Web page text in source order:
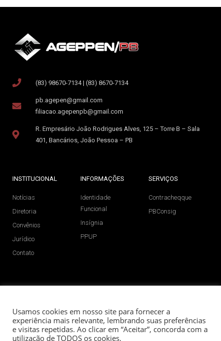
(83) 98670-7134 | (83) 8670-7134
pb.agepen@gmail.com
filiacao.agepenpb@gmail.com
R. Empresário João Rodrigues Alves, 125 – Torre B – Sala
401, Bancários, João Pessoa – PB
INSTITUCIONAL
Notícias
Diretoria
Convênios
Jurídico
Contato
INFORMAÇÕES
Identidade
Funcional
Insígnia
PPUP
SERVIÇOS
Contracheqque
PBConsig
Usamos cookies em nosso site para fornecer a
experiência mais relevante, lembrando suas preferências
e visitas repetidas. Ao clicar em “Aceitar”, concorda com a
utilização de TODOS os cookies.